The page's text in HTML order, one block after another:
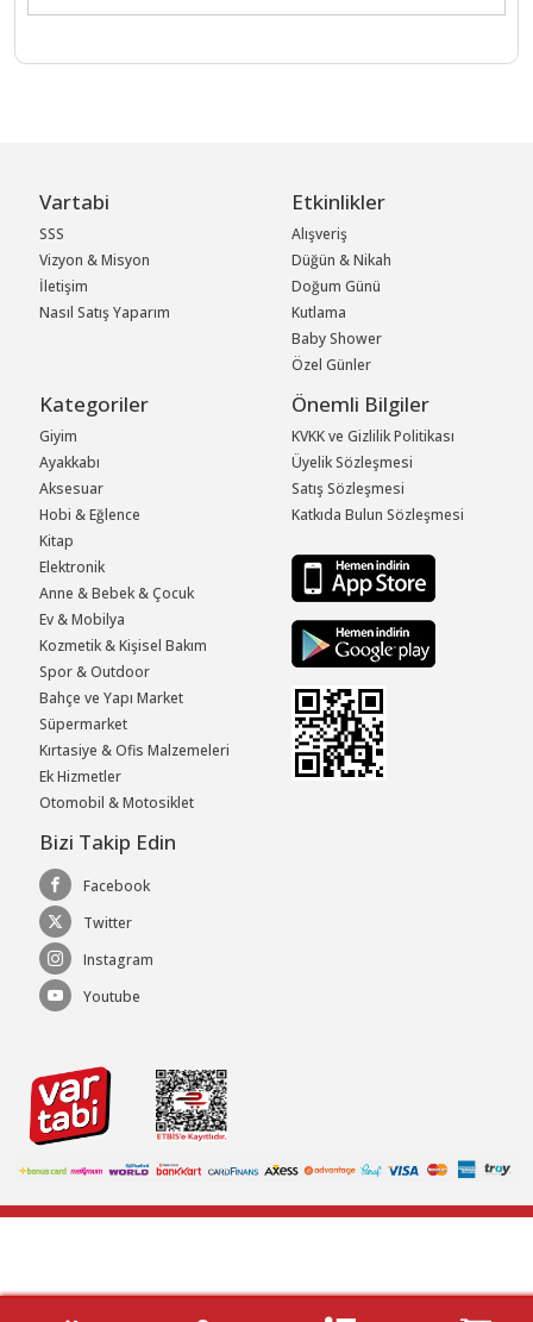
Vartabi
SSS
Vizyon & Misyon
İletişim
Nasıl Satış Yaparım
Etkinlikler
Alışveriş
Düğün & Nikah
Doğum Günü
Kutlama
Baby Shower
Özel Günler
Kategoriler
Giyim
Ayakkabı
Aksesuar
Hobi & Eğlence
Kitap
Elektronik
Anne & Bebek & Çocuk
Ev & Mobilya
Kozmetik & Kişisel Bakım
Spor & Outdoor
Bahçe ve Yapı Market
Süpermarket
Kırtasiye & Ofis Malzemeleri
Ek Hizmetler
Otomobil & Motosiklet
Önemli Bilgiler
KVKK ve Gizlilik Politikası
Üyelik Sözleşmesi
Satış Sözleşmesi
Katkıda Bulun Sözleşmesi
Bizi Takip Edin
Facebook
Twitter
Instagram
Youtube